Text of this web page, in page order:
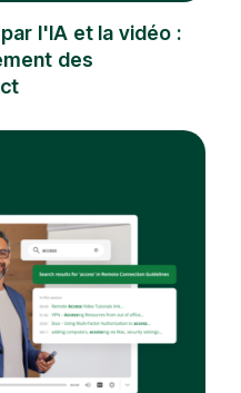
l'IA et la vidéo :
des